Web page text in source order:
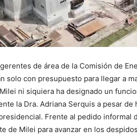
de área de la Comisión de
solo con presupuesto para llegar a
ni siquiera ha designado un
la Dra. Adriana Serquis a pesar
Frente al pedido
de Milei para avanzar en los